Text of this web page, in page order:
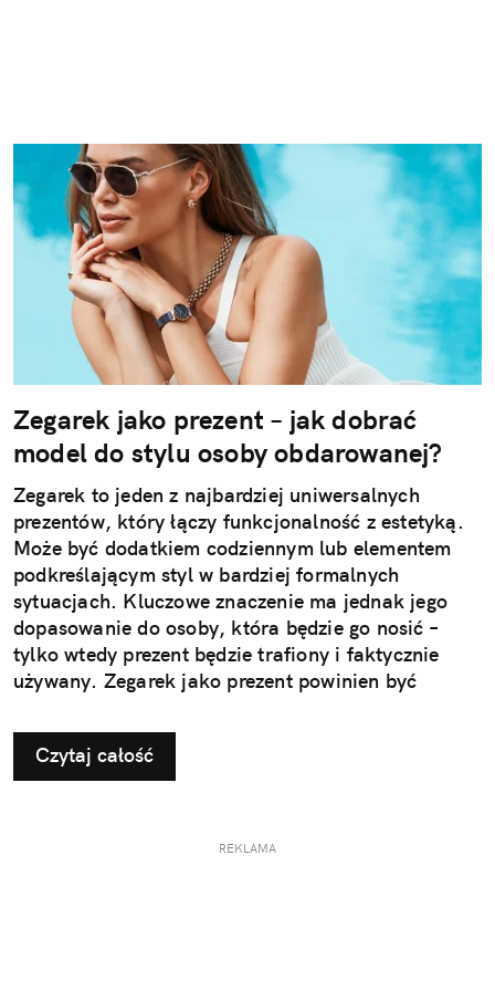
Zegarek jako prezent – jak dobrać
model do stylu osoby obdarowanej?
Zegarek to jeden z najbardziej uniwersalnych
prezentów, który łączy funkcjonalność z estetyką.
Może być dodatkiem codziennym lub elementem
podkreślającym styl w bardziej formalnych
sytuacjach. Kluczowe znaczenie ma jednak jego
dopasowanie do osoby, która będzie go nosić –
tylko wtedy prezent będzie trafiony i faktycznie
używany. Zegarek jako prezent powinien być
osoby. To decyzja, która wpływa na jego późniejsze
użytkowanie i odbiór.
Czytaj całość
REKLAMA